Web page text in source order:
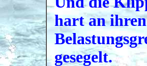
hart an
gesegelt.